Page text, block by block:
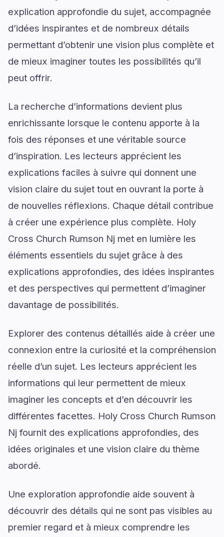
explication approfondie du sujet, accompagnée
d’idées inspirantes et de nombreux détails
permettant d’obtenir une vision plus complète et
de mieux imaginer toutes les possibilités qu’il
peut offrir.
La recherche d’informations devient plus
enrichissante lorsque le contenu apporte à la
fois des réponses et une véritable source
d’inspiration. Les lecteurs apprécient les
explications faciles à suivre qui donnent une
vision claire du sujet tout en ouvrant la porte à
de nouvelles réflexions. Chaque détail contribue
à créer une expérience plus complète. Holy
Cross Church Rumson Nj met en lumière les
éléments essentiels du sujet grâce à des
explications approfondies, des idées inspirantes
et des perspectives qui permettent d’imaginer
davantage de possibilités.
Explorer des contenus détaillés aide à créer une
connexion entre la curiosité et la compréhension
réelle d’un sujet. Les lecteurs apprécient les
informations qui leur permettent de mieux
imaginer les concepts et d’en découvrir les
différentes facettes. Holy Cross Church Rumson
Nj fournit des explications approfondies, des
idées originales et une vision claire du thème
abordé.
Une exploration approfondie aide souvent à
découvrir des détails qui ne sont pas visibles au
premier regard et à mieux comprendre les